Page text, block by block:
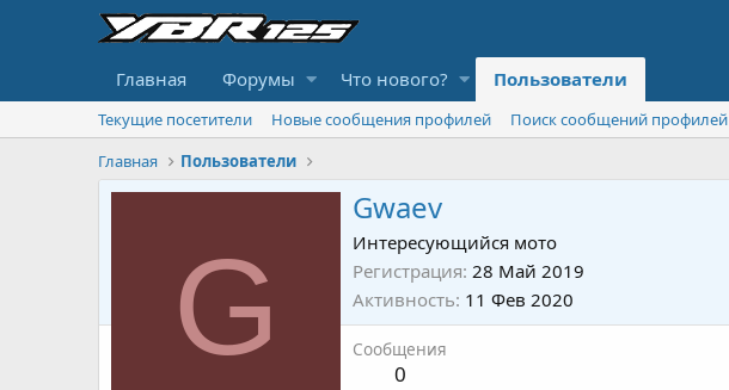
Главная Форумы Что нового? Пользователи
Текущие посетители Новые сообщения профилей
Поиск сообщений профилей
Главная
Пользователи
G
Gwaev
Интересующийся мото
Регистрация 28 Май 2019
Активность 11 Фев 2020
Сообщения
0